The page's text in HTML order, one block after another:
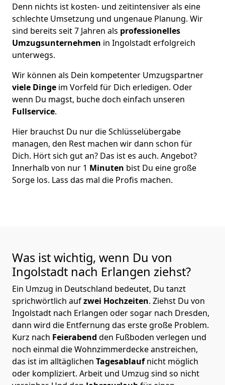
Denn nichts ist kosten- und zeitintensiver als eine
schlechte Umsetzung und ungenaue Planung. Wir
sind bereits seit 7 Jahren als professionelles
Umzugsunternehmen in Ingolstadt erfolgreich
unterwegs.
Wir können als Dein kompetenter Umzugspartner
viele Dinge im Vorfeld für Dich erledigen. Oder
wenn Du magst, buche doch einfach unseren
Fullservice.
Hier brauchst Du nur die Schlüsselübergabe
managen, den Rest machen wir dann schon für
Dich. Hört sich gut an? Das ist es auch. Angebot?
Innerhalb von nur 1 Minuten bist Du eine große
Sorge los. Lass das mal die Profis machen.
Was ist wichtig, wenn Du von
Ingolstadt nach Erlangen ziehst?
Ein Umzug in Deutschland bedeutet, Du tanzt
sprichwörtlich aufzwei Hochzeiten. Ziehst Du von
Ingolstadt nach Erlangen oder sogar nach Dresden,
dann wird die Entfernung das erste große Problem.
Kurz nach Feierabend den Fußboden verlegen und
noch einmal die Wohnzimmerdecke anstreichen,
das ist im alltäglichen Tagesablaufnicht möglich
oder kompliziert. Arbeit und Umzug sind so nicht